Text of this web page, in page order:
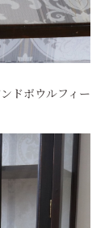
ドボウルフィー